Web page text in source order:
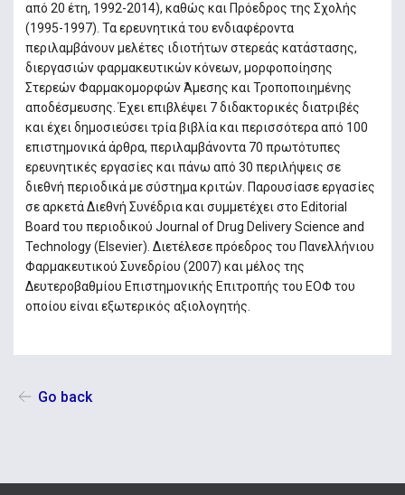
από 20 έτη, 1992-2014), καθώς και Πρόεδρος της Σχολής
(1995-1997). Τα ερευνητικά του ενδιαφέροντα
περιλαμβάνουν μελέτες ιδιοτήτων στερεάς κατάστασης,
διεργασιών φαρμακευτικών κόνεων, μορφοποίησης
Στερεών Φαρμακομορφών Άμεσης και Τροποποιημένης
αποδέσμευσης. Έχει επιβλέψει 7 διδακτορικές διατριβές
και έχει δημοσιεύσει τρία βιβλία και περισσότερα από 100
επιστημονικά άρθρα, περιλαμβάνοντα 70 πρωτότυπες
ερευνητικές εργασίες και πάνω από 30 περιλήψεις σε
διεθνή περιοδικά με σύστημα κριτών. Παρουσίασε εργασίες
σε αρκετά Διεθνή Συνέδρια και συμμετέχει στο Editorial
Board του περιοδικού Journal of Drug Delivery Science and
Technology (Elsevier). Διετέλεσε πρόεδρος του Πανελλήνιου
Φαρμακευτικού Συνεδρίου (2007) και μέλος της
Δευτεροβαθμίου Επιστημονικής Επιτροπής του ΕΟΦ του
οποίου είναι εξωτερικός αξιολογητής.
Go back